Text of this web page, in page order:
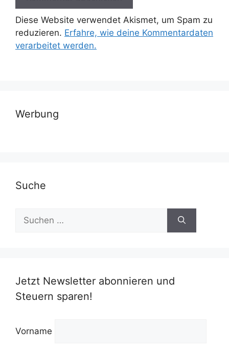
Diese Website verwendet Akismet, um Spam zu
reduzieren. Erfahre, wie deine Kommentardaten
verarbeitet werden.
Werbung
Suche
nach:
Jetzt Newsletter abonnieren und
Steuern sparen!
Vorname